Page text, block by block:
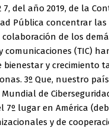
del año 2019, de la
Pública concentrar
de los
comunicaciones (TIC)
y crecimiento
3º Que, nuestro
de
lugar en América
y de